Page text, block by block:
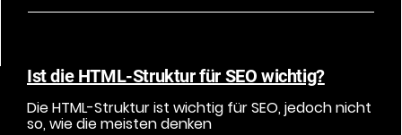
Ist die HTML-Struktur für SEO wichtig?
Die HTML-Struktur ist wichtig für SEO, jedoch nicht
so, wie die meisten denken